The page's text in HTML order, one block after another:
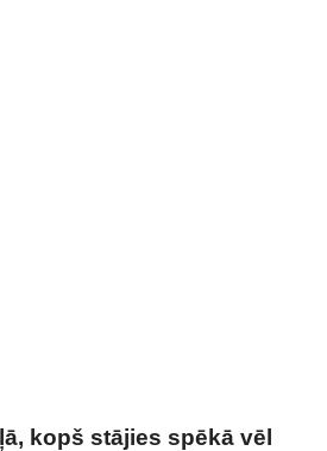
kopš stājies spēkā vēl